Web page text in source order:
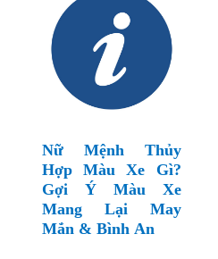
Nữ Mệnh Thủy
Hợp Màu Xe Gì?
Gợi Ý Màu Xe
Mang Lại May
Mắn & Bình An